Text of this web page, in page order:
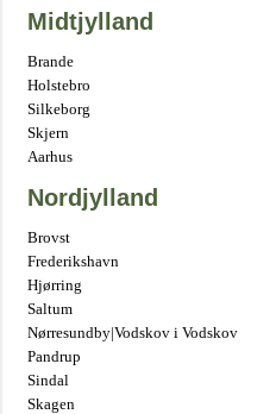
Midtjylland
Brande
Holstebro
Silkeborg
Skjern
Aarhus
Nordjylland
Brovst
Frederikshavn
Hjørring
Saltum
Nørresundby|Vodskov i Vodskov
Pandrup
Sindal
Skagen